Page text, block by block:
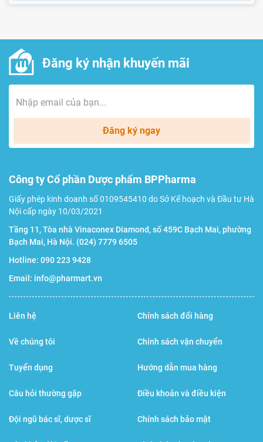
Đăng ký nhận khuyến mãi
Đăng ký ngay
Công ty Cổ phần Dược phẩm BPPharma
Giấy phép kinh doanh số 0109545410 do Sở Kế hoạch và Đầu tư Hà
Nội cấp ngày 10/03/2021
Tầng 11, Tòa nhà Vinaconex Diamond, số 459C Bạch Mai, phường
Bạch Mai, Hà Nội. (024) 7779 6505
Hotline: 090 223 9428
Email: info@pharmart.vn
Liên hệ
Về chúng tôi
Tuyển dụng
Câu hỏi thường gặp
Đội ngũ bác sĩ, dược sĩ
Chính sách đổi hàng
Chính sách vận chuyển
Hướng dẫn mua hàng
Điều khoản và điều kiện
Chính sách bảo mật